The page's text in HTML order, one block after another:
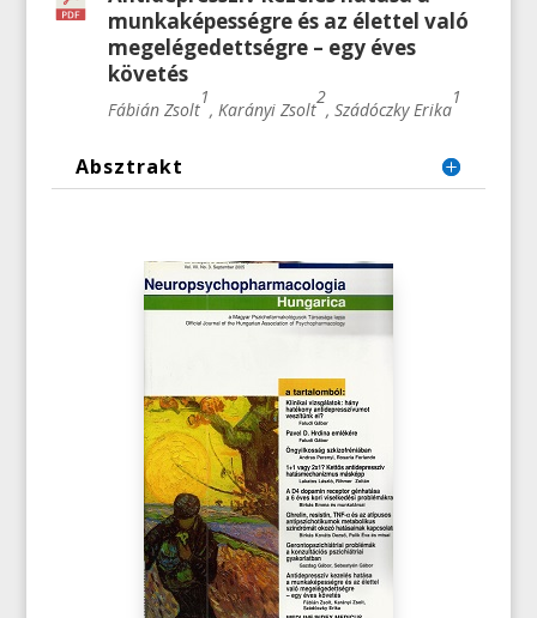
munkaképességre és az élettel való
megelégedettségre – egy éves
követés
Fábián Zsolt
1
, Karányi Zsolt
2
, Szádóczky Erika
1
Absztrakt